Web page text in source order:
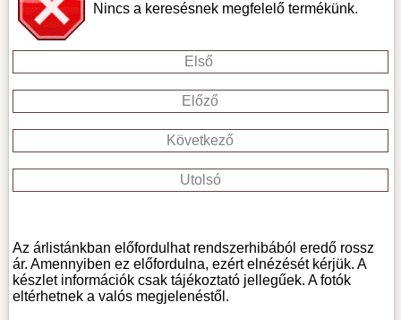
Nincs a keresésnek megfelelő termékünk.
Első
Előző
Következő
Utolsó
Az árlistánkban előfordulhat rendszerhibából eredő rossz
ár. Amennyiben ez előfordulna, ezért elnézését kérjük. A
készlet információk csak tájékoztató jellegűek. A fotók
eltérhetnek a valós megjelenéstől.